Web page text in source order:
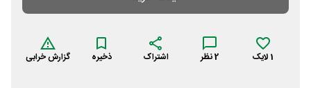
1لایک 2نظر اشتراک ذخیره گزارش خرابی